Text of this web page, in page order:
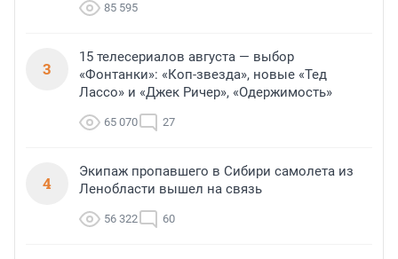
85 595
3
15 телесериалов августа — выбор
«Фонтанки»: «Коп-звезда», новые «Тед
Лассо» и «Джек Ричер», «Одержимость»
65 070 27
4
Экипаж пропавшего в Сибири самолета из
Ленобласти вышел на связь
56 322 60